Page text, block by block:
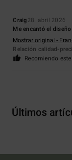
Craig28. abril 2026
Me encantó el
Mostrar original -
Relación calidad-
Recomiendo
Últimos